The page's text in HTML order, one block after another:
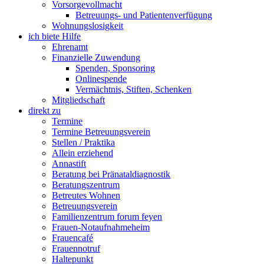
Vorsorgevollmacht
Betreuungs- und Patientenverfügung
Wohnungslosigkeit
ich biete Hilfe
Ehrenamt
Finanzielle Zuwendung
Spenden, Sponsoring
Onlinespende
Vermächtnis, Stiften, Schenken
Mitgliedschaft
direkt zu
Termine
Termine Betreuungsverein
Stellen / Praktika
Allein erziehend
Annastift
Beratung bei Pränataldiagnostik
Beratungszentrum
Betreutes Wohnen
Betreuungsverein
Familienzentrum forum feyen
Frauen-Notaufnahmeheim
Frauencafé
Frauennotruf
Haltepunkt